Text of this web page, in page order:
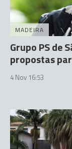
MADEIRA
Grupo PS de
propostas
4 Nov 16:53